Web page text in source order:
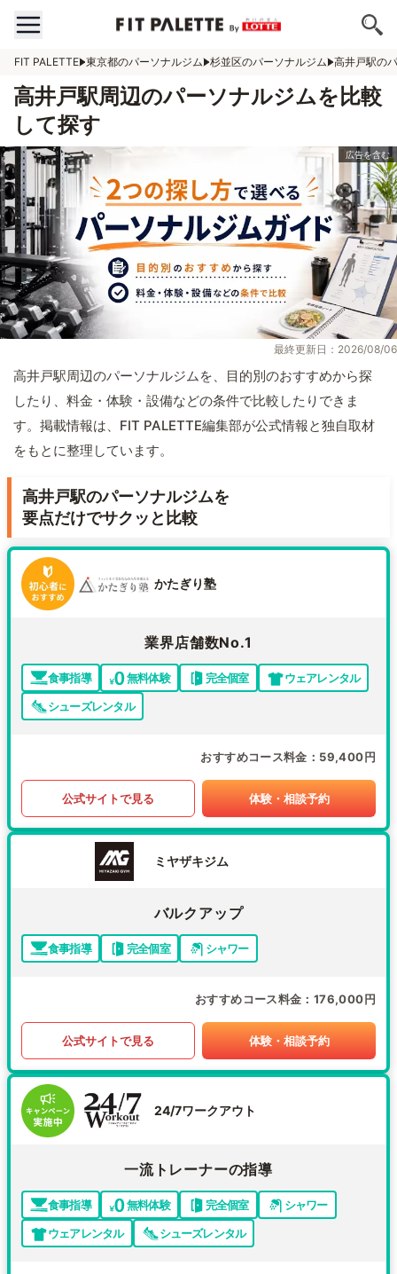
FIT PALETTE 東京都のパーソナルジム 杉並区のパーソナルジム 高井戸駅の
高井戸駅周辺のパーソナルジムを比較
して探す
最終更新日：2026/08/06
高井戸駅周辺のパーソナルジムを、目的別のおすすめから探
したり、料金・体験・設備などの条件で比較したりできま
す。掲載情報は、FIT PALETTE編集部が公式情報と独自取材
をもとに整理しています。
高井戸駅のパーソナルジムを
要点だけでサクッと比較
かたぎり塾
業界店舗数No.1
食事指導 無料体験 完全個室
ウェアレンタル
シューズレンタル
おすすめコース料金 59,400円
公式サイトで見る 体験・相談予約
ミヤザキジム
バルクアップ
食事指導 完全個室 シャワー
おすすめコース料金 176,000円
公式サイトで見る 体験・相談予約
24/7ワークアウト
一流トレーナーの指導
食事指導 無料体験 完全個室
シャワー
ウェアレンタル
シューズレンタル